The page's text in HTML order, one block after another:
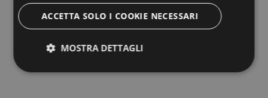
ACCETTA SOLO I COOKIE NECESSARI
MOSTRA DETTAGLI
Strettamente
Performance